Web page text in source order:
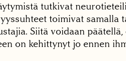
tutkivat
toimivat samalla
Siitä voidaan
on kehittynyt jo ennen